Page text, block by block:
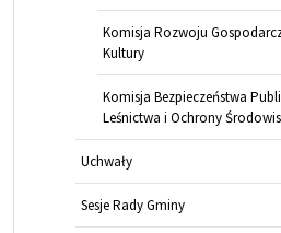
Komisja Rozwoju
Kultury
Komisja Bezpieczeństwa
Leśnictwa i Ochrony
Uchwały
Sesje Rady Gminy